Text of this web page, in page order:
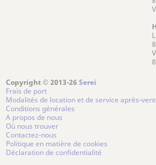
Copyright © 2013-26 Serei
Frais de port
Modalités de location et de service après-
Conditions générales
A propos de nous
Où nous trouver
Contactez-nous
Politique en matière de cookies
Déclaration de confidentialité